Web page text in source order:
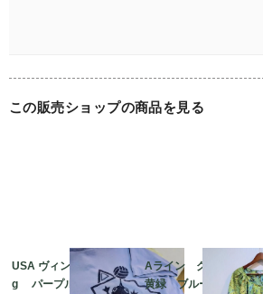
この販売ショップの商品を見る
USA ヴィンテージ di
g パープル 蛙
Aライン グリーン
黄緑 ブルー パフス